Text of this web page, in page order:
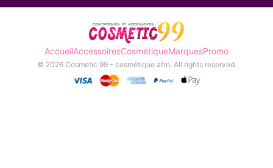
AccueilAccessoiresCosmétiqueMarquesPromo
© 2026 Cosmetic 99 - cosmétique afro. All rights reserved.